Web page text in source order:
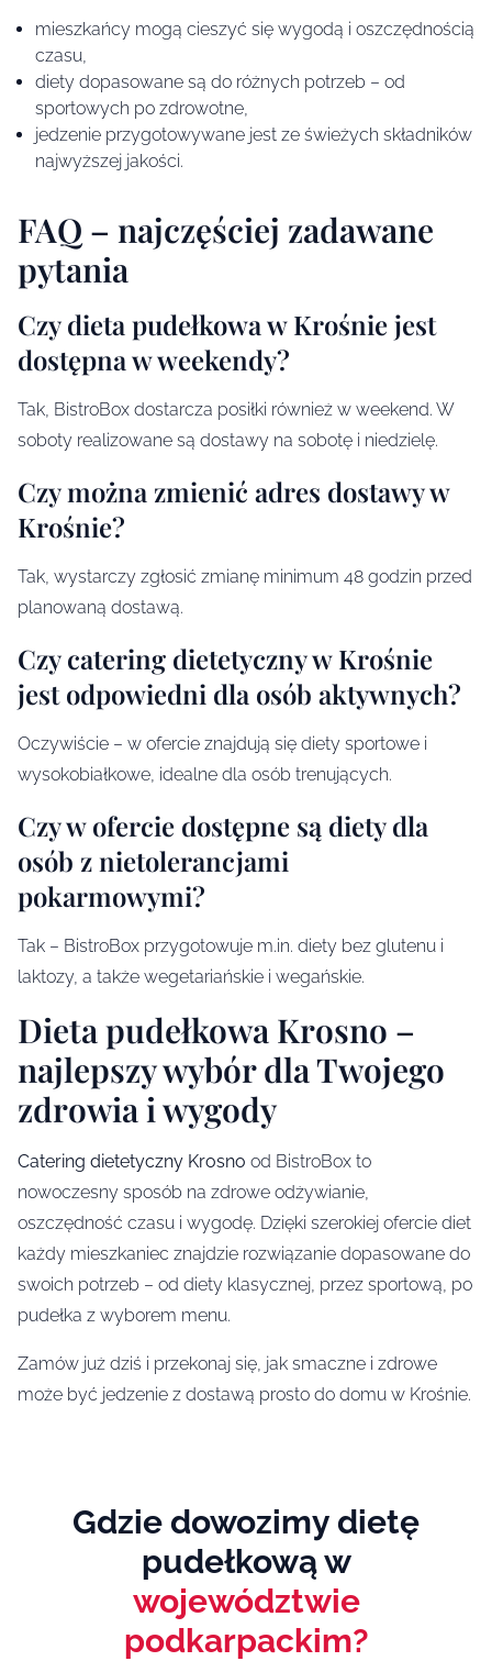
mieszkańcy mogą cieszyć się wygodą i oszczędnością
czasu,
diety dopasowane są do różnych potrzeb – od
sportowych po zdrowotne,
jedzenie przygotowywane jest ze świeżych składników
najwyższej jakości.
FAQ – najczęściej zadawane
pytania
Czy dieta pudełkowa w Krośnie jest
dostępna w weekendy?
Tak, BistroBox dostarcza posiłki również w weekend. W
soboty realizowane są dostawy na sobotę i niedzielę.
Czy można zmienić adres dostawy w
Krośnie?
Tak, wystarczy zgłosić zmianę minimum 48 godzin przed
planowaną dostawą.
Czy catering dietetyczny w Krośnie
jest odpowiedni dla osób aktywnych?
Oczywiście – w ofercie znajdują się diety sportowe i
wysokobiałkowe, idealne dla osób trenujących.
Czy w ofercie dostępne są diety dla
osób z nietolerancjami
pokarmowymi?
Tak – BistroBox przygotowuje m.in. diety bez glutenu i
laktozy, a także wegetariańskie i wegańskie.
Dieta pudełkowa Krosno –
najlepszy wybór dla Twojego
zdrowia i wygody
Catering dietetyczny Krosno od BistroBox to
nowoczesny sposób na zdrowe odżywianie,
oszczędność czasu i wygodę. Dzięki szerokiej ofercie diet
każdy mieszkaniec znajdzie rozwiązanie dopasowane do
swoich potrzeb – od diety klasycznej, przez sportową, po
pudełka z wyborem menu.
Zamów już dziś i przekonaj się, jak smaczne i zdrowe
może być jedzenie z dostawą prosto do domu w Krośnie.
Gdzie dowozimy dietę
pudełkową w
województwie
podkarpackim?